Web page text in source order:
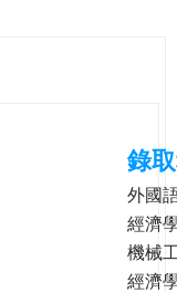
錄
外國
經濟
機械
經濟